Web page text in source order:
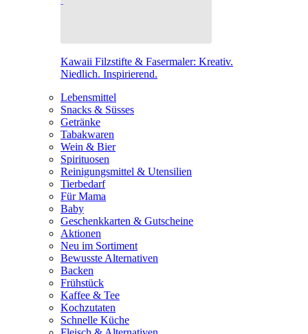
Kawaii Filzstifte & Fasermaler: Kreativ.
Niedlich. Inspirierend.
Lebensmittel
Snacks & Süsses
Getränke
Tabakwaren
Wein & Bier
Spirituosen
Reinigungsmittel & Utensilien
Tierbedarf
Für Mama
Baby
Geschenkkarten & Gutscheine
Aktionen
Neu im Sortiment
Bewusste Alternativen
Backen
Frühstück
Kaffee & Tee
Kochzutaten
Schnelle Küche